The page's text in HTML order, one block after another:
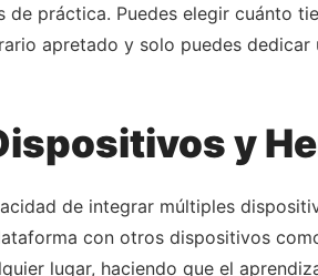
práctica. Puedes elegir cuánto
apretado y solo puedes
y
de integrar múltiples
con otros dispositivos
lugar, haciendo que el